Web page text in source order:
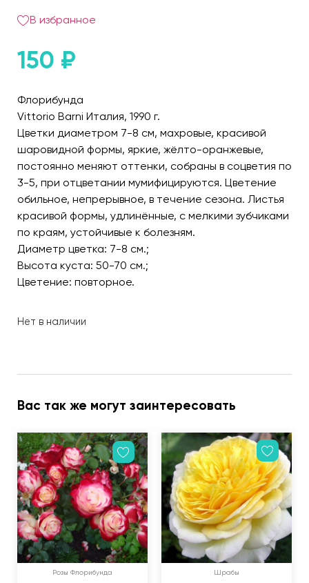
В избранное
150 ₽
Флорибунда
Vittorio Barni Италия, 1990 г.
Цветки диаметром 7-8 см, махровые, красивой
шаровидной формы, яркие, жёлто-оранжевые,
постоянно меняют оттенки, собраны в соцветия по
3-5, при отцветании мумифицируются. Цветение
обильное, непрерывное, в течение сезона. Листья
красивой формы, удлинённые, с мелкими зубчиками
по краям, устойчивые к болезням.
Диаметр цветка: 7-8 см.;
Высота куста: 50-70 см.;
Цветение: повторное.
Нет в наличии
Вас так же могут заинтересовать
Розы Флорибунда Шрабы